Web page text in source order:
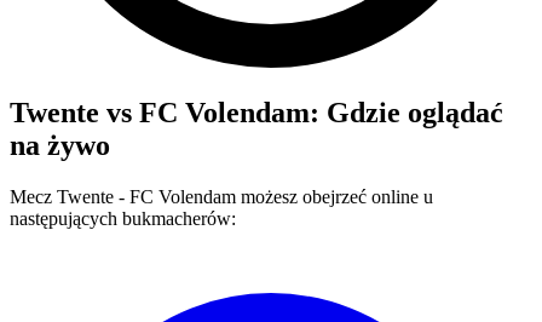
Twente vs FC Volendam: Gdzie oglądać
na żywo
Mecz Twente - FC Volendam możesz obejrzeć online u
następujących bukmacherów: